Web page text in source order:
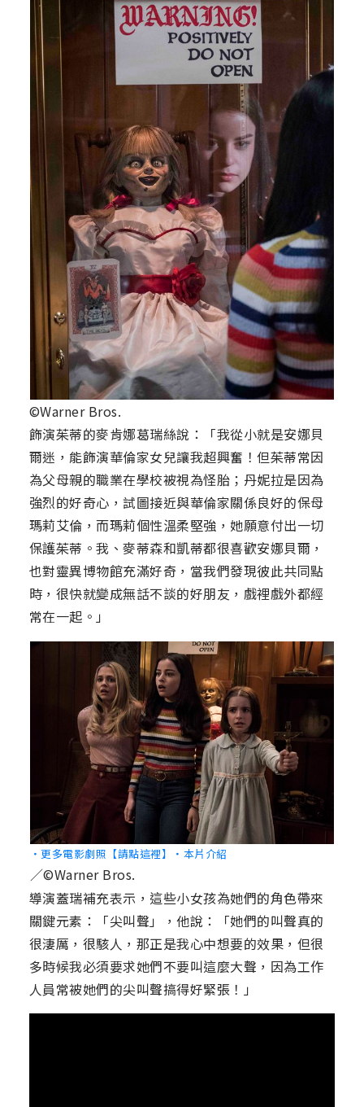
©Warner Bros.
飾演茱蒂的麥肯娜葛瑞絲說：「我從小就是安娜貝
爾迷，能飾演華倫家女兒讓我超興奮！但茱蒂常因
為父母親的職業在學校被視為怪胎；丹妮拉是因為
強烈的好奇心，試圖接近與華倫家關係良好的保母
瑪莉艾倫，而瑪莉個性溫柔堅強，她願意付出一切
保護茱蒂。我、麥蒂森和凱蒂都很喜歡安娜貝爾，
也對靈異博物館充滿好奇，當我們發現彼此共同點
時，很快就變成無話不談的好朋友，戲裡戲外都經
常在一起。」
‧更多電影劇照【請點這裡】 ‧本片介紹
／©Warner Bros.
導演蓋瑞補充表示，這些小女孩為她們的角色帶來
關鍵元素：「尖叫聲」，他說：「她們的叫聲真的
很淒厲，很駭人，那正是我心中想要的效果，但很
多時候我必須要求她們不要叫這麼大聲，因為工作
人員常被她們的尖叫聲搞得好緊張！」